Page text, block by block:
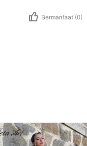
Bermanfaat (0)